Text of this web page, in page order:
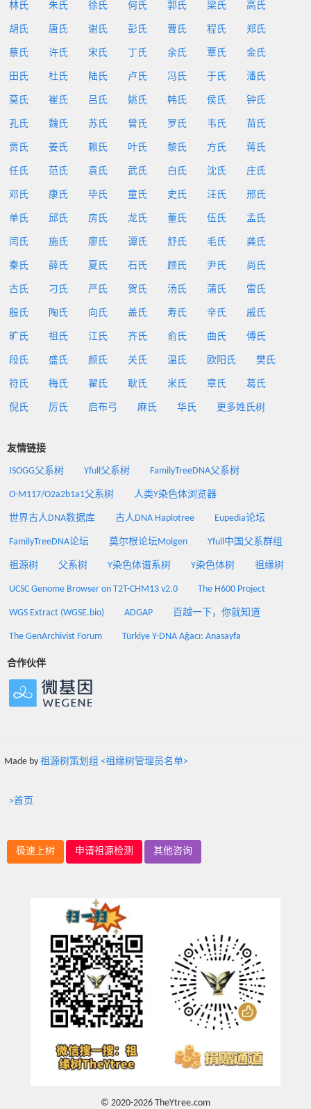
林氏 朱氏 徐氏 何氏 郭氏 梁氏 高氏
胡氏 唐氏 谢氏 彭氏 曹氏 程氏 郑氏
蔡氏 许氏 宋氏 丁氏 余氏 覃氏 金氏
田氏 杜氏 陆氏 卢氏 冯氏 于氏 潘氏
莫氏 崔氏 吕氏 姚氏 韩氏 侯氏 钟氏
孔氏 魏氏 苏氏 曾氏 罗氏 韦氏 苗氏
贾氏 姜氏 赖氏 叶氏 黎氏 方氏 蒋氏
任氏 范氏 袁氏 武氏 白氏 沈氏 庄氏
邓氏 康氏 毕氏 童氏 史氏 汪氏 邢氏
单氏 邱氏 房氏 龙氏 董氏 伍氏 孟氏
闫氏 施氏 廖氏 谭氏 舒氏 毛氏 龚氏
秦氏 薛氏 夏氏 石氏 顾氏 尹氏 尚氏
古氏 刁氏 严氏 贺氏 汤氏 蒲氏 雷氏
殷氏 陶氏 向氏 盖氏 寿氏 辛氏 戚氏
旷氏 祖氏 江氏 齐氏 俞氏 曲氏 傅氏
段氏 盛氏 颜氏 关氏 温氏 欧阳氏 樊氏
符氏 梅氏 翟氏 耿氏 米氏 章氏 葛氏
倪氏 厉氏 启布弓 麻氏 华氏 更多姓氏树
友情链接
ISOGG父系树 Yfull父系树 FamilyTreeDNA父系树
O-M117/O2a2b1a1父系树 人类Y染色体浏览器
世界古人DNA数据库 古人DNA Haplotree Eupedia论坛
FamilyTreeDNA论坛 莫尔根论坛Molgen Yfull中国父系群组
祖源树 父系树 Y染色体谱系树 Y染色体树 祖缘树
UCSC Genome Browser on T2T-CHM13 v2.0 The H600 Project
WGS Extract (WGSE.bio) ADGAP 百越一下，你就知道
The GenArchivist Forum Türkiye Y-DNA Ağacı: Anasayfa
合作伙伴
Made by 祖源树策划组 <祖缘树管理员名单>
>首页
极速上树 申请祖源检测 其他咨询
© 2020-2026 TheYtree.com